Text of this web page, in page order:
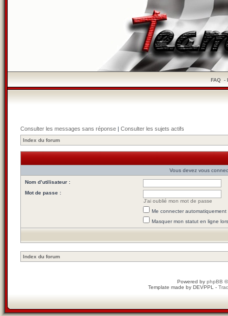
FAQ-
Consulter les messages sans réponse | Consulter les sujets actifs
Index du forum
Vous devez vous
Nom d’utilisateur :
Mot de passe :
J’ai oublié mon mot de passe
Me connecter
Masquer mon statut en ligne
Index du forum
Powered by phpBB
Template made by DEVPPL -